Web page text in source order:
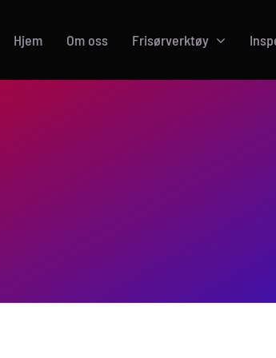
Hjem Om oss Frisørverktøy